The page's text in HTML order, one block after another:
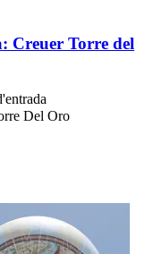
Creuer Torre del
Del Oro